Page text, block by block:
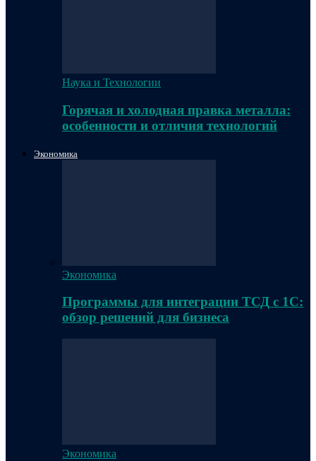
Наука и Технологии
Горячая и холодная правка металла:
особенности и отличия технологий
Экономика
Экономика
Программы для интеграции ТСД с 1С:
обзор решений для бизнеса
Экономика